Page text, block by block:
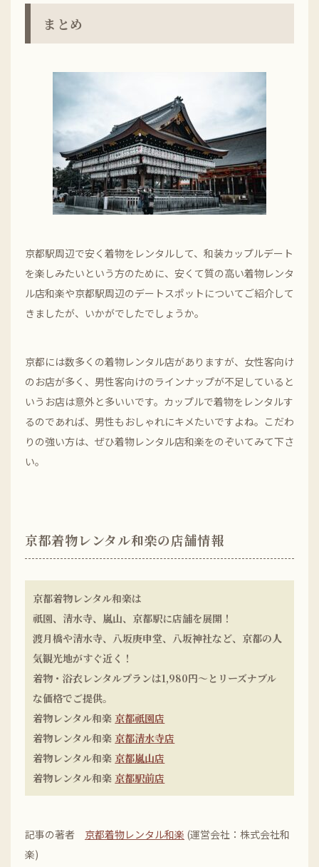
まとめ
京都駅周辺で安く着物をレンタルして、和装カップルデート
を楽しみたいという方のために、安くて質の高い着物レンタ
ル店和楽や京都駅周辺のデートスポットについてご紹介して
きましたが、いかがでしたでしょうか。
京都には数多くの着物レンタル店がありますが、女性客向け
のお店が多く、男性客向けのラインナップが不足していると
いうお店は意外と多いいです。カップルで着物をレンタルす
るのであれば、男性もおしゃれにキメたいですよね。こだわ
りの強い方は、ぜひ着物レンタル店和楽をのぞいてみて下さ
い。
京都着物レンタル和楽の店舗情報
京都着物レンタル和楽は
祇園、清水寺、嵐山、京都駅に店舗を展開！
渡月橋や清水寺、八坂庚申堂、八坂神社など、京都の人
気観光地がすぐ近く！
着物・浴衣レンタルプランは1,980円〜とリーズナブル
な価格でご提供。
着物レンタル和楽 京都祇園店
着物レンタル和楽 京都清水寺店
着物レンタル和楽 京都嵐山店
着物レンタル和楽 京都駅前店
記事の著者 京都着物レンタル和楽 (運営会社：株式会社和
楽)